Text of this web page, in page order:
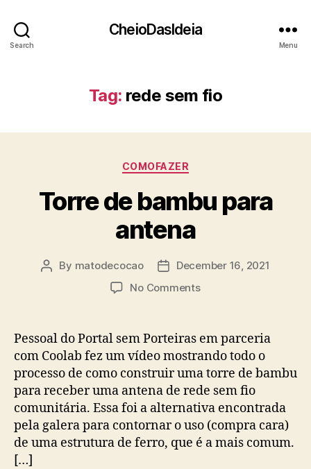
Search
CheioDasIdeia
Menu
Tag: rede sem fio
Categories
COMOFAZER
Torre de bambu para
antena
Post
By matodecocao
PostDecember 16, 2021
No Commentson
para
antena
Pessoal do Portal sem Porteiras em parceria
com Coolab fez um vídeo mostrando todo o
processo de como construir uma torre de bambu
para receber uma antena de rede sem fio
comunitária. Essa foi a alternativa encontrada
pela galera para contornar o uso (compra cara)
de uma estrutura de ferro, que é a mais comum.
[…]